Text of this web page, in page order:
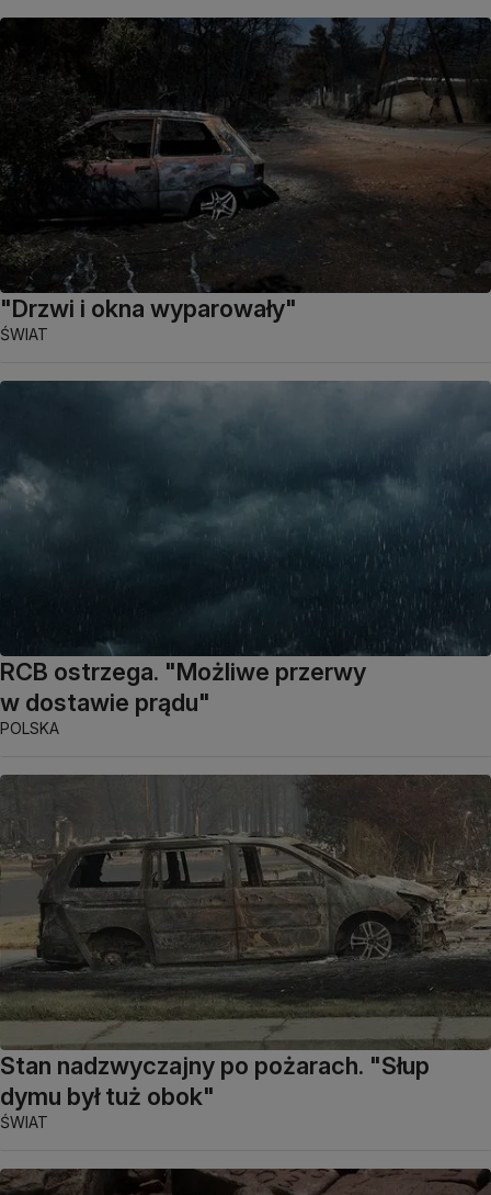
"Drzwi i okna wyparowały"
ŚWIAT
RCB ostrzega. "Możliwe przerwy
w dostawie prądu"
POLSKA
Stan nadzwyczajny po pożarach. "Słup
dymu był tuż obok"
ŚWIAT